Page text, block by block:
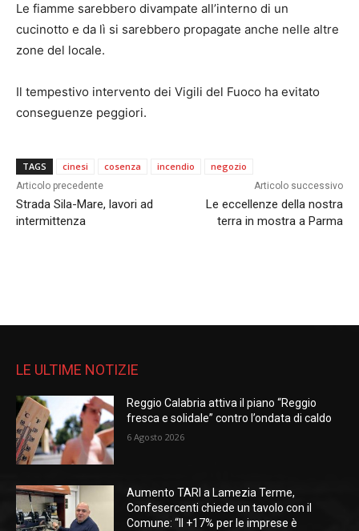
Le fiamme sarebbero divampate all’interno di un
cucinotto e da lì si sarebbero propagate anche nelle altre
zone del locale.
Il tempestivo intervento dei Vigili del Fuoco ha evitato
conseguenze peggiori.
TAGS cinesi cosenza incendio negozio
Articolo precedente
Strada Sila-Mare, lavori ad
intermittenza
Articolo successivo
Le eccellenze della nostra
terra in mostra a Parma
LE ULTIME NOTIZIE
Reggio Calabria attiva il piano “Reggio
fresca e solidale” contro l’ondata di caldo
6 Agosto 2026
Aumento TARI a Lamezia Terme,
Confesercenti chiede un tavolo con il
Comune: “Il +17% per le imprese è